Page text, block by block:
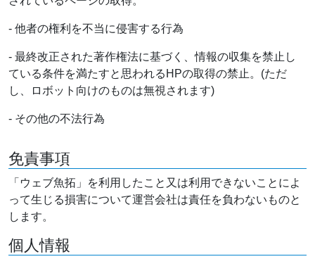
- 他者の権利を不当に侵害する行為
- 最終改正された著作権法に基づく、情報の収集を禁止し
ている条件を満たすと思われるHPの取得の禁止。(ただ
し、ロボット向けのものは無視されます)
- その他の不法行為
免責事項
「ウェブ魚拓」を利用したこと又は利用できないことによ
って生じる損害について運営会社は責任を負わないものと
します。
個人情報